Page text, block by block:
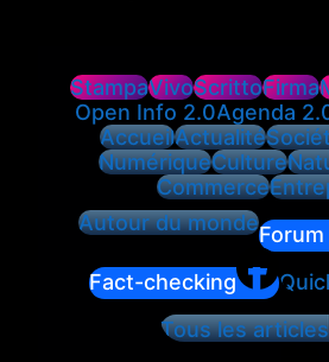
StampaVivoScrittoFirma
Open Info 2.0Agenda
AccueilActualité
NumériqueCulture
Commerce
Autour du monde
Fact-checking
Tous les articles